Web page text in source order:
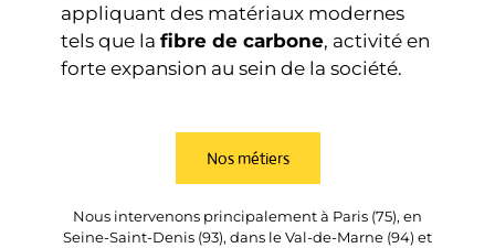
appliquant des matériaux modernes
tels que la fibre de carbone, activité en
forte expansion au sein de la société.
Nos métiers
Nous intervenons principalement à Paris (75), en
Seine-Saint-Denis (93), dans le Val-de-Marne (94) et